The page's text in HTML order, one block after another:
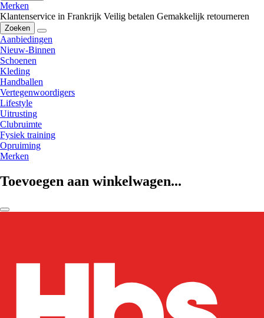
Merken
Klantenservice in Frankrijk Veilig betalen Gemakkelijk retourneren
Zoeken
Aanbiedingen
Nieuw-Binnen
Schoenen
Kleding
Handballen
Vertegenwoordigers
Lifestyle
Uitrusting
Clubruimte
Fysiek training
Opruiming
Merken
Toevoegen aan winkelwagen...